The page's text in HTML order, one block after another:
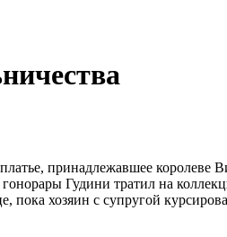
принадлежавшее королеве
Гудини тратил на
хозяин с супругой